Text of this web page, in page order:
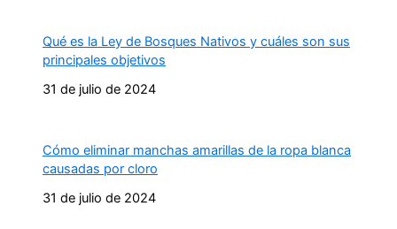
Qué es la Ley de Bosques Nativos y cuáles son sus
principales objetivos
31 de julio de 2024
Cómo eliminar manchas amarillas de la ropa blanca
causadas por cloro
31 de julio de 2024